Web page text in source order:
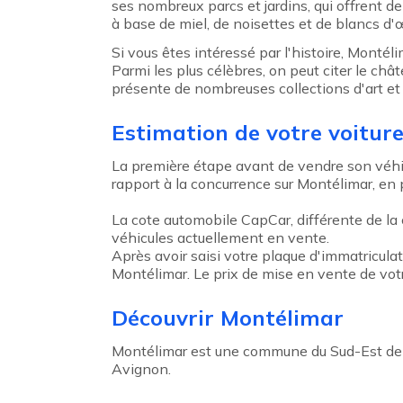
ses nombreux parcs et jardins, qui offrent
à base de miel, de noisettes et de blancs
Si vous êtes intéressé par l'histoire,
Parmi les plus célèbres, on peut citer le
présente de nombreuses collections d'art
Estimation de votre
La première étape avant de vendre son
rapport à la concurrence sur Montélimar, en
La cote automobile CapCar, différente de
véhicules actuellement en vente.
Après avoir saisi votre plaque
Montélimar. Le prix de mise en vente de
Découvrir Montélimar
Montélimar est une commune du Sud-Est
Avignon.